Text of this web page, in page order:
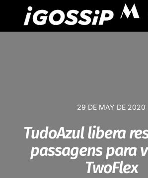
M
29 DE MAY DE 2020
TudoAzul libera
passagens para
TwoFlex